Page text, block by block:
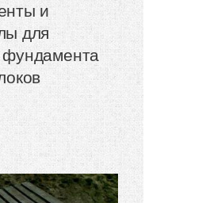
и
для